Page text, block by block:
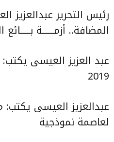
رئيس التحرير عبدالعزيز
المضافة.. أزمــــــة بـــــائع
عبد العزيز العيسى يكتب:
2019
عبدالعزيز العيسى يكتب:
لعاصمة نموذجية